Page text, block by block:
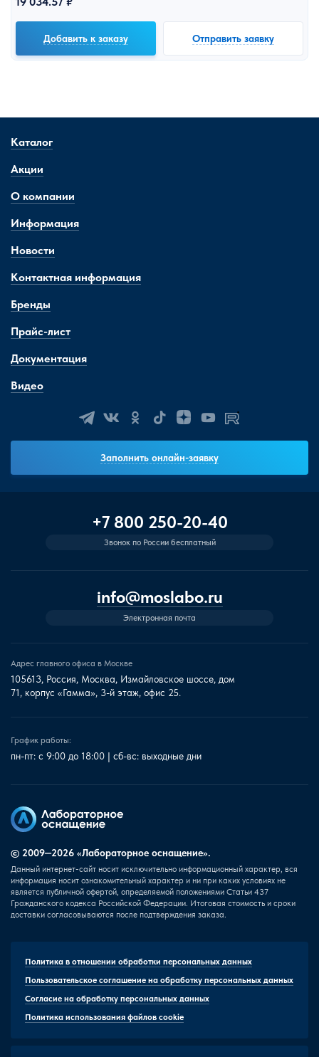
Добавить к заказу Отправить заявку
Каталог
Акции
О компании
Информация
Новости
Контактная информация
Бренды
Прайс-лист
Документация
Видео
Заполнить онлайн-заявку
+7 800 250-20-40
Звонок по России бесплатный
info@moslabo.ru
Электронная почта
Адрес главного офиса в Москве
105613, Россия, Москва, Измайловское шоссе, дом
71, корпус «Гамма», 3-й этаж, офис 25.
График работы:
пн-пт: с 9:00 до 18:00 | сб-вс: выходные дни
© 2009—2026 «Лабораторное оснащение».
Данный интернет-сайт носит исключительно информационный характер, вся
информация носит ознакомительный характер и ни при каких условиях не
является публичной офертой, определяемой положениями Статьи 437
Гражданского кодекса Российской Федерации. Итоговая стоимость и сроки
доставки согласовываются после подтверждения заказа.
Политика в отношении обработки персональных данных
Пользовательское соглашение на обработку персональных данных
Согласие на обработку персональных данных
Политика использования файлов cookie